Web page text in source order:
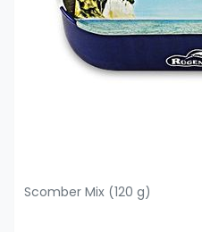
Scomber Mix (120 g)